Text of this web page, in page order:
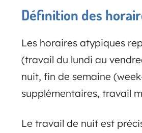
Définition des
Les horaires atypiques
(travail du lundi au
nuit, fin de semaine
supplémentaires, travail
Le travail de nuit est